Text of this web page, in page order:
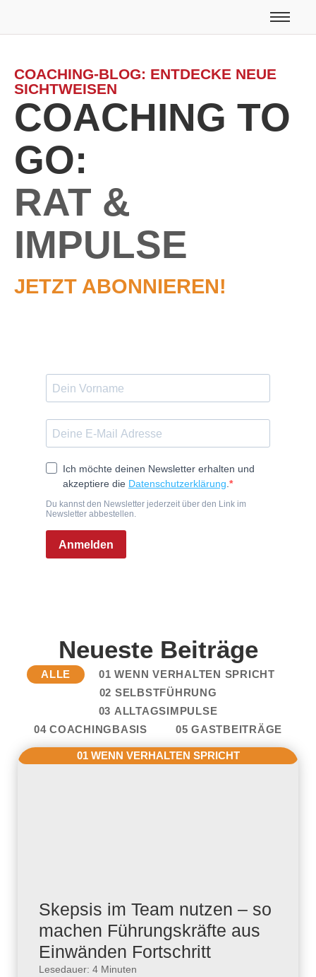
COACHING-BLOG: ENTDECKE NEUE
SICHTWEISEN
COACHING TO
GO:
RAT &
IMPULSE
JETZT ABONNIEREN!
Neueste Beiträge
01 WENN VERHALTEN SPRICHT
02 SELBSTFÜHRUNG
03 ALLTAGSIMPULSE
04 COACHINGBASIS
05 GASTBEITRÄGE
ALLE
01 WENN VERHALTEN SPRICHT
Skepsis im Team nutzen – so
machen Führungskräfte aus
Einwänden Fortschritt
Lesedauer: 4 Minuten